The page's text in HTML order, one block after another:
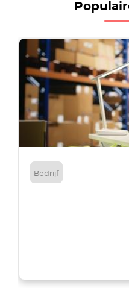
Bedrijf